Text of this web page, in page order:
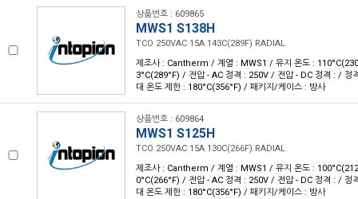
상품번호 : 609865
MWS1 S138H
TCO 250VAC 15A 143C(289F) RADIAL
제조사 : Cantherm / 계열 : MWS1 / 유지 온도 :
3°C(289°F) / 전압 - AC 정격 : 250V / 전압 - DC 정격 : / 정
대 온도 제한 : 180°C(356°F) / 패키지/케이스 : 방사
상품번호 : 609864
MWS1 S125H
TCO 250VAC 15A 130C(266F) RADIAL
제조사 : Cantherm / 계열 : MWS1 / 유지 온도 :
0°C(266°F) / 전압 - AC 정격 : 250V / 전압 - DC 정격 : / 정
대 온도 제한 : 180°C(356°F) / 패키지/케이스 : 방사